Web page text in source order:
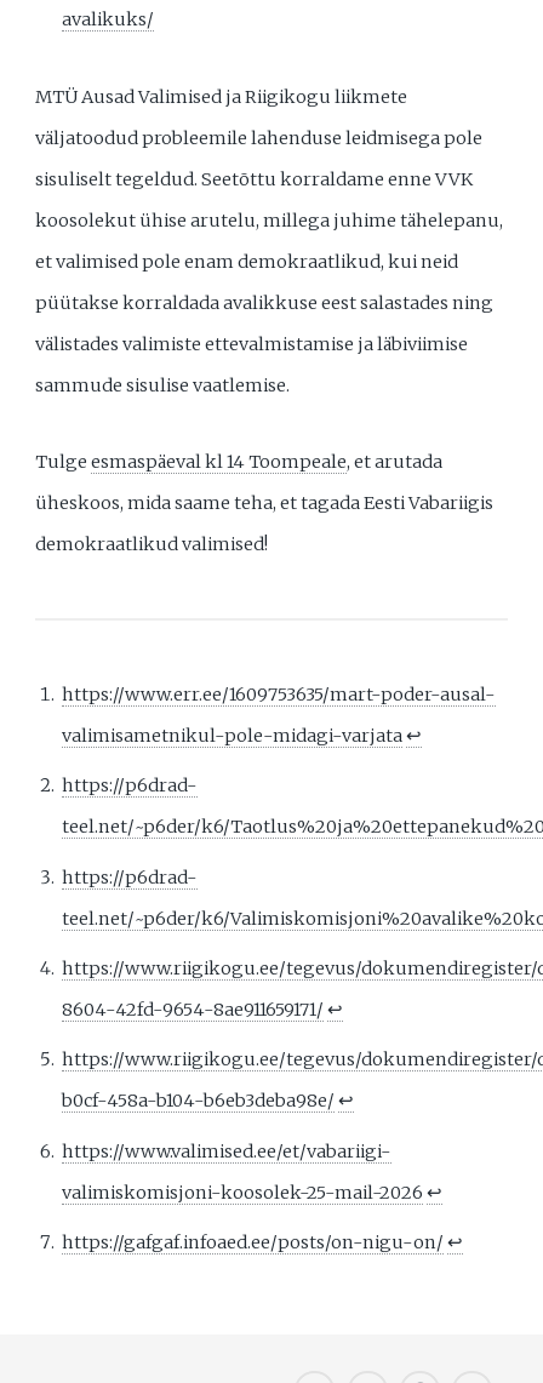
avalikuks/
MTÜ Ausad Valimised ja Riigikogu liikmete
väljatoodud probleemile lahenduse leidmisega pole
sisuliselt tegeldud. Seetõttu korraldame enne VVK
koosolekut ühise arutelu, millega juhime tähelepanu,
et valimised pole enam demokraatlikud, kui neid
püütakse korraldada avalikkuse eest salastades ning
välistades valimiste ettevalmistamise ja läbiviimise
sammude sisulise vaatlemise.
Tulgeesmaspäeval kl 14 Toompeale, et arutada
üheskoos, mida saame teha, et tagada Eesti Vabariigis
demokraatlikud valimised!
https://www.err.ee/1609753635/mart-poder-ausal-
valimisametnikul-pole-midagi-varjata↩︎
https://p6drad-
teel.net/~p6der/k6/
https://p6drad-
teel.net/~p6der/k6/
https://www.riigikogu.ee/tegevus/
8604-42fd-9654-8ae911659171/ ↩︎
https://www.riigikogu.ee/tegevus/
b0cf-458a-b104-b6eb3deba98e/ ↩︎
https://www.valimised.ee/et/vabariigi-
valimiskomisjoni-koosolek-25-mail-2026 ↩︎
https://gafgaf.infoaed.ee/posts/on-nigu-on/ ↩︎